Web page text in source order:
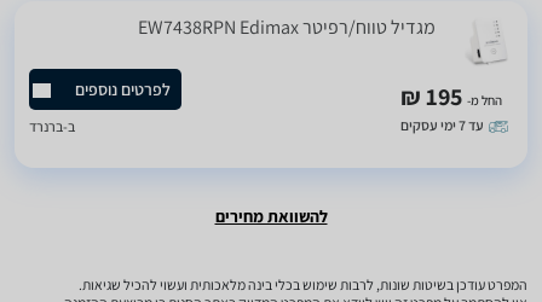
‏מגדיל טווח/רפיטר EW7438RPN Edimax
החל מ- 195 ₪
עד 7 ימי עסקים
לפרטים נוספים
ב-ברנרד
להשוואת מחירים
המפרט עודכן בשיטות שונות, לרבות שימוש בכלי בינה מלאכותית ועשוי להכיל שגיאות.